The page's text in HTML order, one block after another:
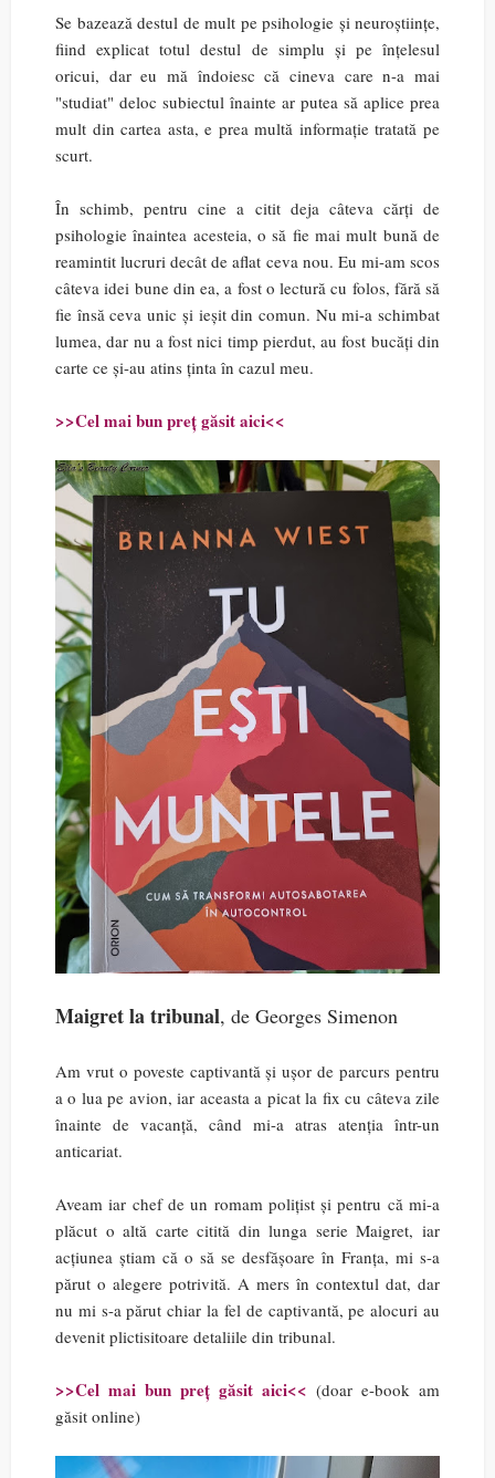
Se bazează destul de mult pe psihologie și neuroștiințe,
fiind explicat totul destul de simplu și pe înțelesul
oricui, dar eu mă îndoiesc că cineva care n-a mai
"studiat" deloc subiectul înainte ar putea să aplice prea
mult din cartea asta, e prea multă informație tratată pe
scurt.
În schimb, pentru cine a citit deja câteva cărți de
psihologie înaintea acesteia, o să fie mai mult bună de
reamintit lucruri decât de aflat ceva nou. Eu mi-am scos
câteva idei bune din ea, a fost o lectură cu folos, fără să
fie însă ceva unic și ieșit din comun. Nu mi-a schimbat
lumea, dar nu a fost nici timp pierdut, au fost bucăți din
carte ce și-au atins ținta în cazul meu.
>>Cel mai bun preț găsit aici<<
Maigret la tribunal, de Georges Simenon
Am vrut o poveste captivantă și ușor de parcurs pentru
a o lua pe avion, iar aceasta a picat la fix cu câteva zile
înainte de vacanță, când mi-a atras atenția într-un
anticariat.
Aveam iar chef de un romam polițist și pentru că mi-a
plăcut o altă carte citită din lunga serie Maigret, iar
acțiunea știam că o să se desfășoare în Franța, mi s-a
părut o alegere potrivită. A mers în contextul dat, dar
nu mi s-a părut chiar la fel de captivantă, pe alocuri au
devenit plictisitoare detaliile din tribunal.
>>Cel mai bun preț găsit aici<< (doar e-book am
găsit online)